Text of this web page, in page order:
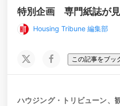
特別企画 専門紙誌が
Housing Tribune 編集部
この記事をブッ
ハウジング・トリビューン、